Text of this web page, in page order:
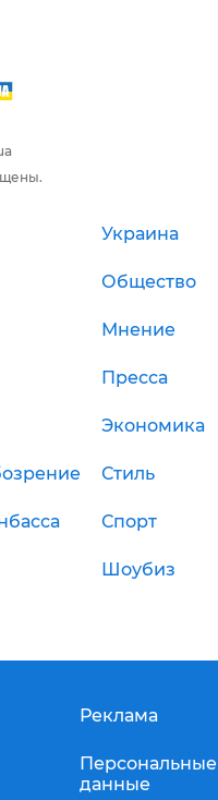
Украина
Общество
Мнение
Пресса
Экономика
Стиль
Спорт
Шоубиз
Реклама
Персональные
данные